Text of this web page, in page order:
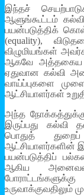
இந்தச்
ஆளுங்கூட்டம்
பயன்படுத்திக்
(equality),
விழுமியங்கள்
ஆகவே அத்தகைய
ஏதுவான கல்வி
வாய்ப்புகளை
ஆட்சியாளர்கள்
அந்த
இருப்பது கல்வி
பொதுத் துறைப்
ஆட்சியாளர்களின்
பயன்படுத்திப்
ஆகிய
உருவாக்குவதிலும்